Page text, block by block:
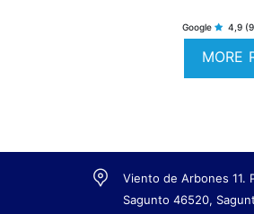
marca la
Google 4,9
MORE
Viento de Arbones 11.
Sagunto 46520,